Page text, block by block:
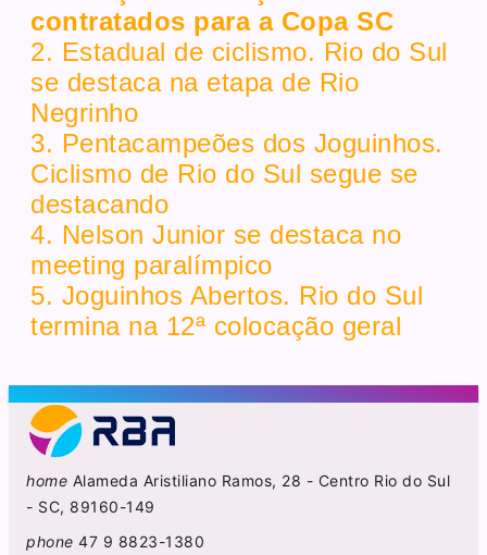
contratados para a Copa SC
2. Estadual de ciclismo. Rio do Sul
se destaca na etapa de Rio
Negrinho
3. Pentacampeões dos Joguinhos.
Ciclismo de Rio do Sul segue se
destacando
4. Nelson Junior se destaca no
meeting paralímpico
5. Joguinhos Abertos. Rio do Sul
termina na 12ª colocação geral
home Alameda Aristiliano Ramos, 28 - Centro Rio do Sul
- SC, 89160-149
phone 47 9 8823-1380